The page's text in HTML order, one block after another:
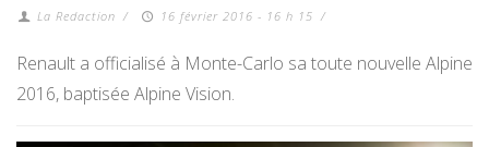
La Redaction / 16 février 2016 - 16 h 15 /
Renault a officialisé à Monte-Carlo sa toute nouvelle Alpine
2016, baptisée Alpine Vision.